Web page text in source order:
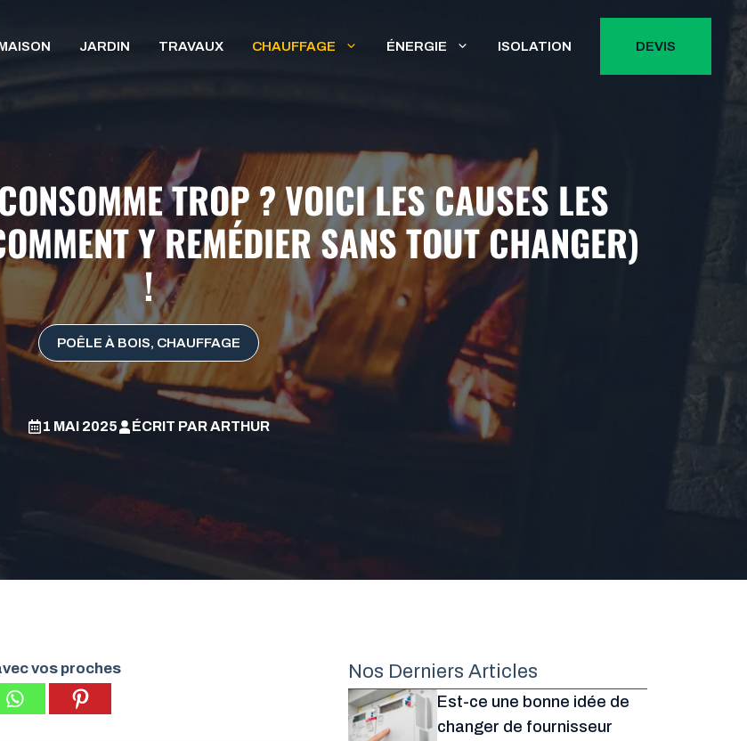
JARDIN TRAVAUX CHAUFFAGE ÉNERGIE ISOLATION DEVIS
TROP ? VOICI LES CAUSES LES
Y REMÉDIER SANS TOUT CHANGER)
!
POÊLE À BOIS, CHAUFFAGE
1 MAI 2025 ÉCRIT PARARTHUR
vos proches Nos Derniers Articles
Est-ce une bonne idée de
changer de fournisseur